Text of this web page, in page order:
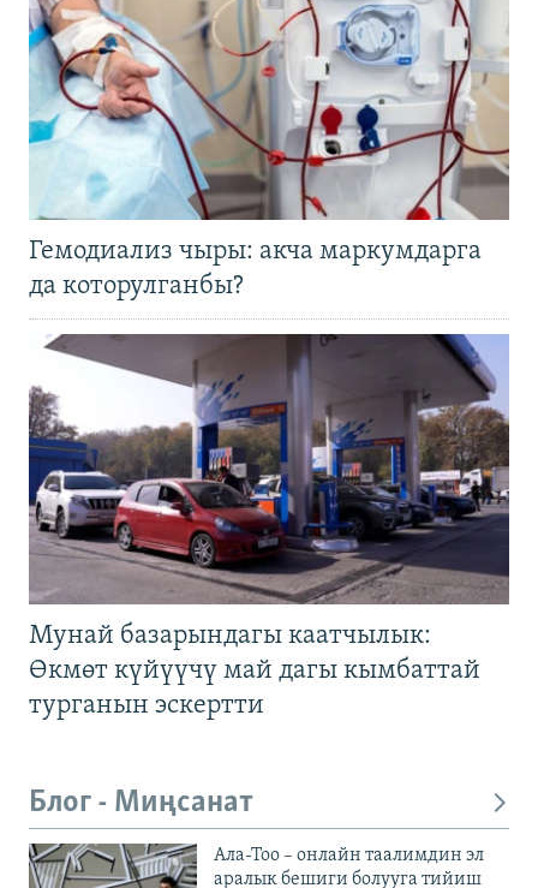
Гемодиализ чыры: акча маркумдарга
да которулганбы?
Мунай базарындагы каатчылык:
Өкмөт күйүүчү май дагы кымбаттай
турганын эскертти
Блог - Миңсанат
Ала-Тоо – онлайн таалимдин эл
аралык бешиги болууга тийиш